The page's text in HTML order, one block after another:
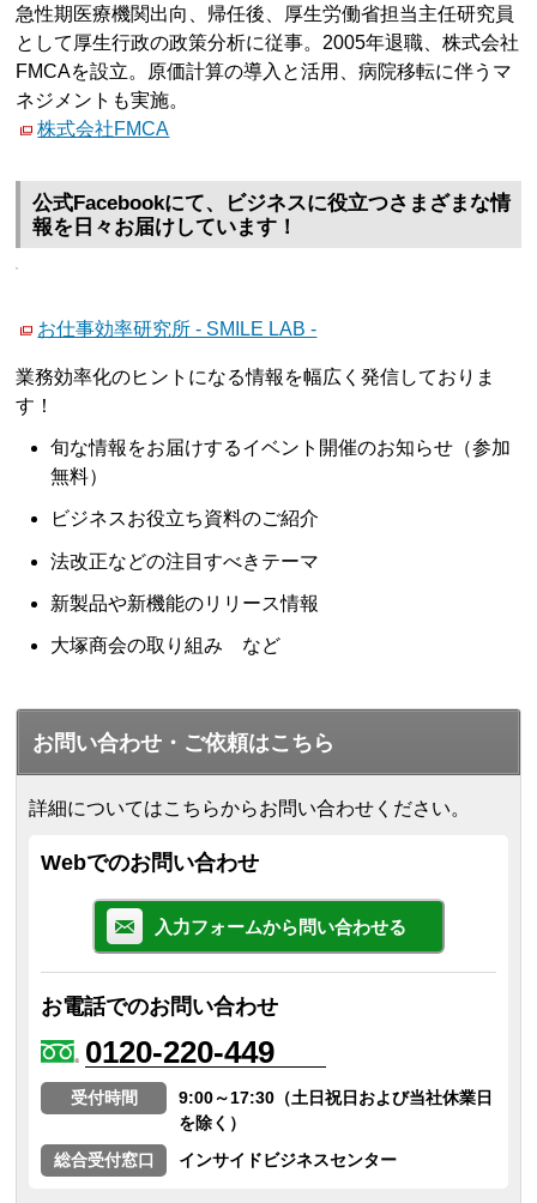
急性期医療機関出向、帰任後、厚生労働省担当主任研究員
として厚生行政の政策分析に従事。2005年退職、株式会社
FMCAを設立。原価計算の導入と活用、病院移転に伴うマ
ネジメントも実施。
株式会社FMCA
公式Facebookにて、ビジネスに役立つさまざまな情
報を日々お届けしています！
お仕事効率研究所 - SMILE LAB -
業務効率化のヒントになる情報を幅広く発信しておりま
す！
旬な情報をお届けするイベント開催のお知らせ（参加
無料）
ビジネスお役立ち資料のご紹介
法改正などの注目すべきテーマ
新製品や新機能のリリース情報
大塚商会の取り組み など
お問い合わせ・ご依頼はこちら
詳細についてはこちらからお問い合わせください。
Webでのお問い合わせ
入力フォームから問い合わせる
お電話でのお問い合わせ
0120-220-449
受付時間
9:00～17:30（土日祝日および当社休業日
を除く）
総合受付窓口
インサイドビジネスセンター